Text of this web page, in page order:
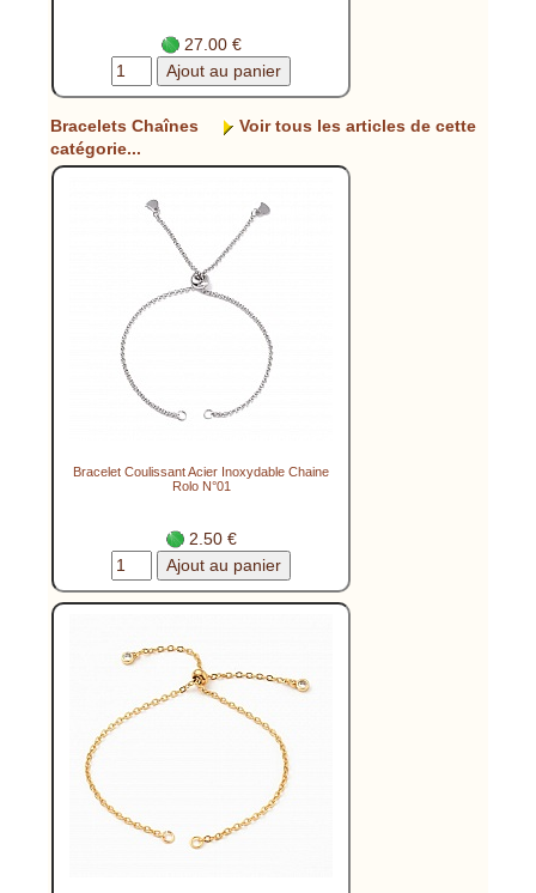
27.00 €
Bracelets Chaînes
Voir tous les articles de cette
catégorie...
Bracelet Coulissant Acier Inoxydable Chaine
Rolo N°01
2.50 €